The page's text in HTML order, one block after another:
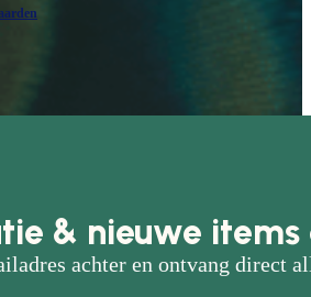
& nieuwe
achter en ontvang direct